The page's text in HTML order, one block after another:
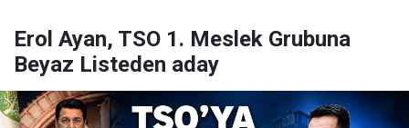
Erol Ayan, TSO 1. Meslek Grubuna
Beyaz Listeden aday